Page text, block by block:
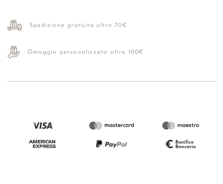
Spedizione gratuita oltre 70€
Omaggio personalizzato oltre 100€